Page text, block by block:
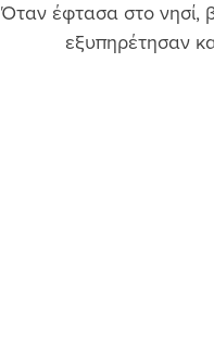
Όταν έφτασα στο νησί,
εξυπηρέτησαν